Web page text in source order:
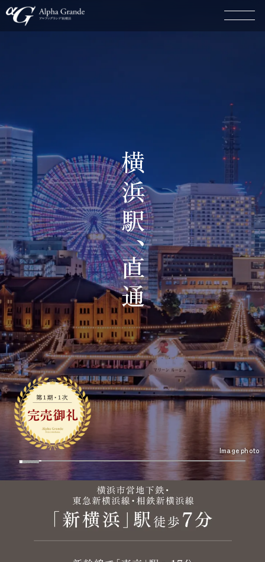
横
浜
駅
、
直
通
Image photo
東
image photo